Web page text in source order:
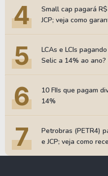
4
Small cap pagará
JCP; veja como
5
LCAs e LCIs
Selic a 14% ao
6
10 FIIs que pagam
14%
7
Petrobras (PETR4)
e JCP; veja como